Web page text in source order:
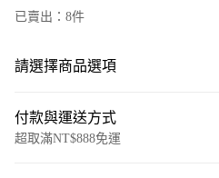
已賣出：8件
請選擇商品選項
付款與運送方式
超取滿NT$888免運